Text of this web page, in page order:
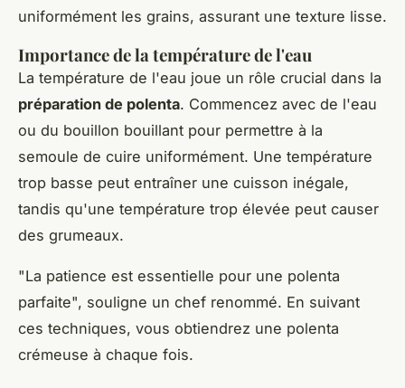
uniformément les grains, assurant une texture lisse.
Importance de la température de l'eau
La température de l'eau joue un rôle crucial dans la
préparation de polenta. Commencez avec de l'eau
ou du bouillon bouillant pour permettre à la
semoule de cuire uniformément. Une température
trop basse peut entraîner une cuisson inégale,
tandis qu'une température trop élevée peut causer
des grumeaux.
"La patience est essentielle pour une polenta
parfaite", souligne un chef renommé. En suivant
ces techniques, vous obtiendrez une polenta
crémeuse à chaque fois.